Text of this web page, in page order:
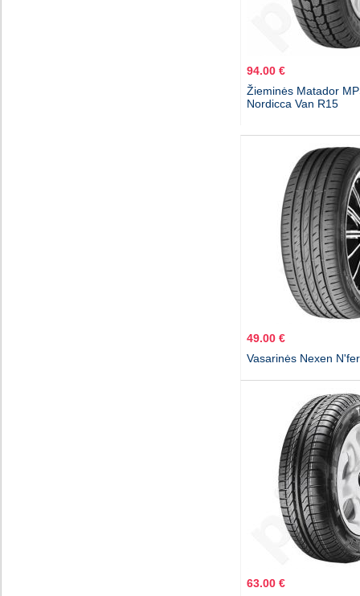
94.00 €
Žieminės Matador
Nordicca Van R15
49.00 €
Vasarinės Nexen
63.00 €